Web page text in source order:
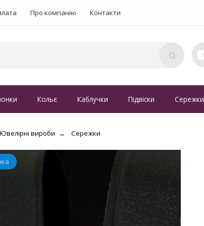
Про компанію Контакти
Кольє Каблучки Підвіски Сережки
Ювелірні вироби Сережки